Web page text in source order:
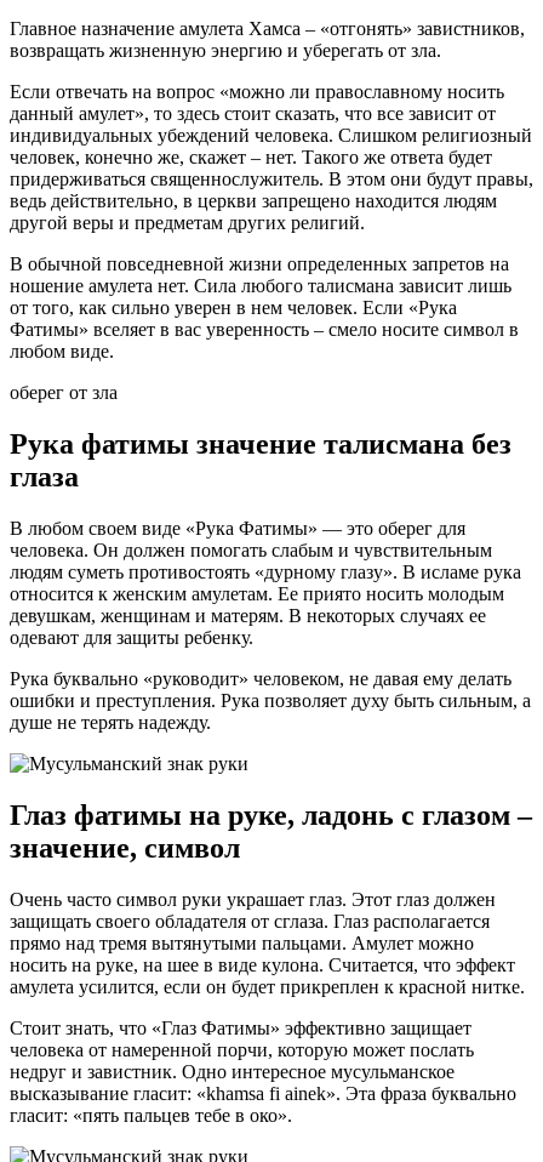
Главное назначение амулета Хамса – «отгонять» завистников,
возвращать жизненную энергию и уберегать от зла.
Если отвечать на вопрос «можно ли православному носить
данный амулет», то здесь стоит сказать, что все зависит от
индивидуальных убеждений человека. Слишком религиозный
человек, конечно же, скажет – нет. Такого же ответа будет
придерживаться священнослужитель. В этом они будут правы,
ведь действительно, в церкви запрещено находится людям
другой веры и предметам других религий.
В обычной повседневной жизни определенных запретов на
ношение амулета нет. Сила любого талисмана зависит лишь
от того, как сильно уверен в нем человек. Если «Рука
Фатимы» вселяет в вас уверенность – смело носите символ в
любом виде.
оберег от зла
Рука фатимы значение талисмана без
глаза
В любом своем виде «Рука Фатимы» — это оберег для
человека. Он должен помогать слабым и чувствительным
людям суметь противостоять «дурному глазу». В исламе рука
относится к женским амулетам. Ее приято носить молодым
девушкам, женщинам и матерям. В некоторых случаях ее
одевают для защиты ребенку.
Рука буквально «руководит» человеком, не давая ему делать
ошибки и преступления. Рука позволяет духу быть сильным, а
душе не терять надежду.
Глаз фатимы на руке, ладонь с глазом –
значение, символ
Очень часто символ руки украшает глаз. Этот глаз должен
защищать своего обладателя от сглаза. Глаз располагается
прямо над тремя вытянутыми пальцами. Амулет можно
носить на руке, на шее в виде кулона. Считается, что эффект
амулета усилится, если он будет прикреплен к красной нитке.
Стоит знать, что «Глаз Фатимы» эффективно защищает
человека от намеренной порчи, которую может послать
недруг и завистник. Одно интересное мусульманское
высказывание гласит: «khamsa fi ainek». Эта фраза буквально
гласит: «пять пальцев тебе в око».